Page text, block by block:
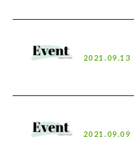
2021.09.13
2021.09.09